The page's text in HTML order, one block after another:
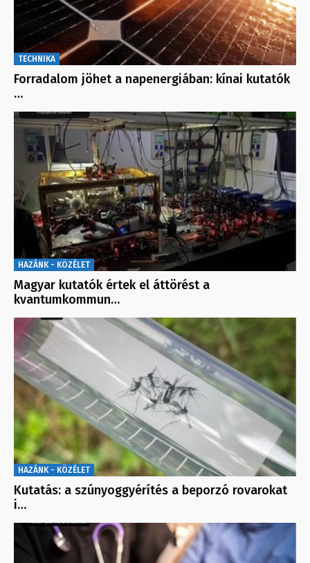
TECHNIKA
Forradalom jöhet a napenergiában: kínai kutatók
…
HAZÁNK - KÖZÉLET
Magyar kutatók értek el áttörést a
kvantumkommun…
HAZÁNK - KÖZÉLET
Kutatás: a szúnyoggyérítés a beporzó rovarokat
i…